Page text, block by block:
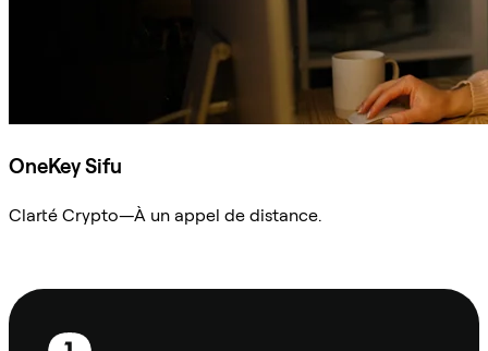
OneKey Sifu
Clarté Crypto—À un appel de distance.
Pied